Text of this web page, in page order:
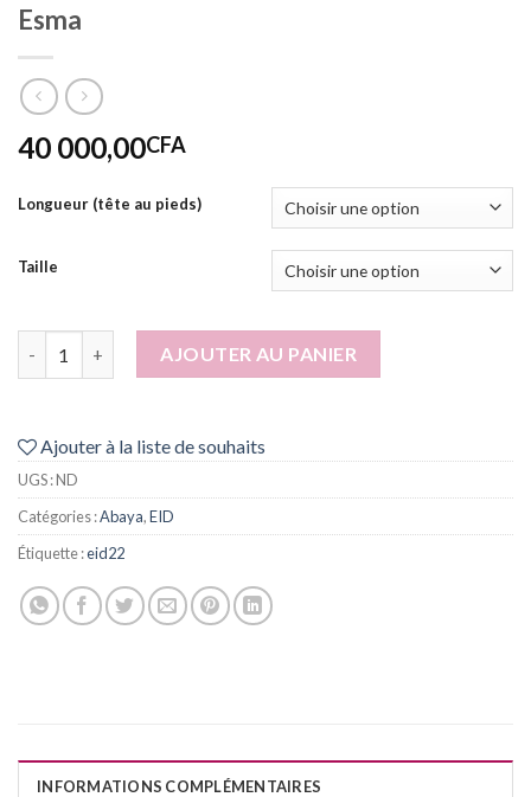
Esma
40 000,00CFA
Longueur (tête au pieds)
Taille
AJOUTER AU PANIER
Ajouter à la liste de souhaits
UGS :ND
Catégories :Abaya,EID
Étiquette :eid22
INFORMATIONS COMPLÉMENTAIRES